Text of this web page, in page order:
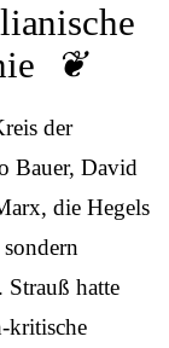
der
Bauer, David
die Hegels
hatte
kritische